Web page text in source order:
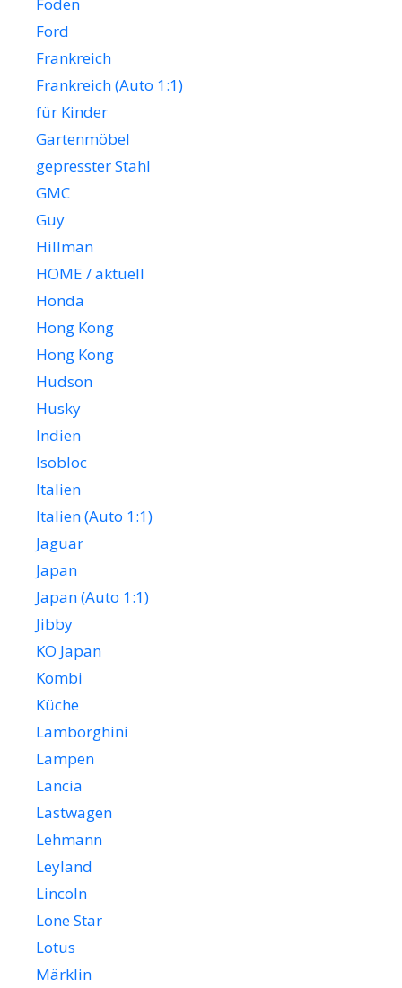
Ford
Frankreich
Frankreich (Auto 1:1)
für Kinder
Gartenmöbel
gepresster Stahl
GMC
Guy
Hillman
HOME / aktuell
Honda
Hong Kong
Hong Kong
Hudson
Husky
Indien
Isobloc
Italien
Italien (Auto 1:1)
Jaguar
Japan
Japan (Auto 1:1)
Jibby
KO Japan
Kombi
Küche
Lamborghini
Lampen
Lancia
Lastwagen
Lehmann
Leyland
Lincoln
Lone Star
Lotus
Märklin